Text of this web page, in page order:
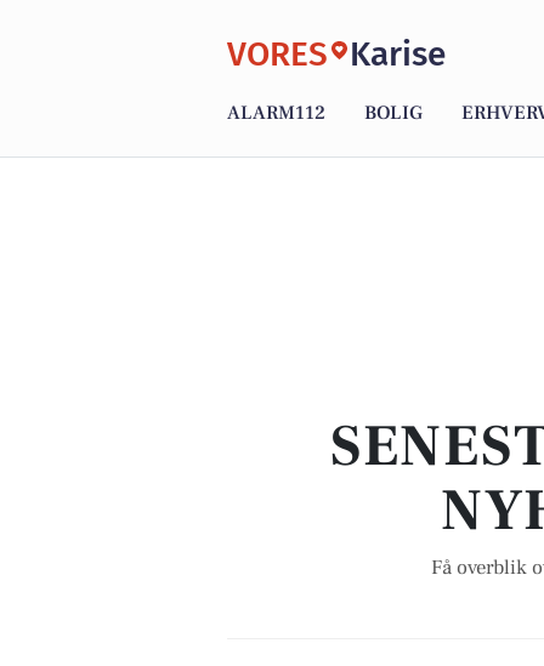
VORES Karise
ALARM112 BOLIG
Få overblik